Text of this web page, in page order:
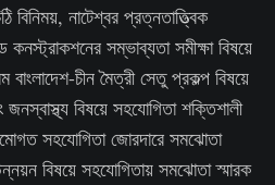
বিনিময়, নাটেশ্বর প্রত্নতাত্ত্বিক
কনস্ট্রাকশনের সম্ভাব্যতা সমীক্ষা বিষয়ে
বাংলাদেশ-চীন মৈত্রী সেতু প্রকল্প বিষয়ে
জনস্বাস্থ্য বিষয়ে সহযোগিতা শক্তিশালী
সহযোগিতা জোরদারে সমঝোতা
বিষয়ে সহযোগিতায় সমঝোতা স্মারক